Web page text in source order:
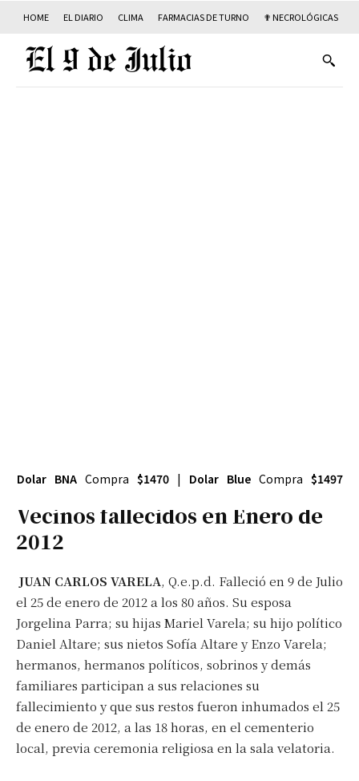
HOME EL DIARIO CLIMA FARMACIAS DE TURNO ✟ NECROLÓGICAS
Dolar BNACompra $1470| Dolar BlueCompra $1497
Vecinos fallecidos en Enero de
2012
JUAN CARLOS VARELA, Q.e.p.d. Falleció en 9 de Julio
el 25 de enero de 2012 a los 80 años. Su esposa
Jorgelina Parra; su hijas Mariel Varela; su hijo político
Daniel Altare; sus nietos Sofía Altare y Enzo Varela;
hermanos, hermanos políticos, sobrinos y demás
familiares participan a sus relaciones su
fallecimiento y que sus restos fueron inhumados el 25
de enero de 2012, a las 18 horas, en el cementerio
local, previa ceremonia religiosa en la sala velatoria.